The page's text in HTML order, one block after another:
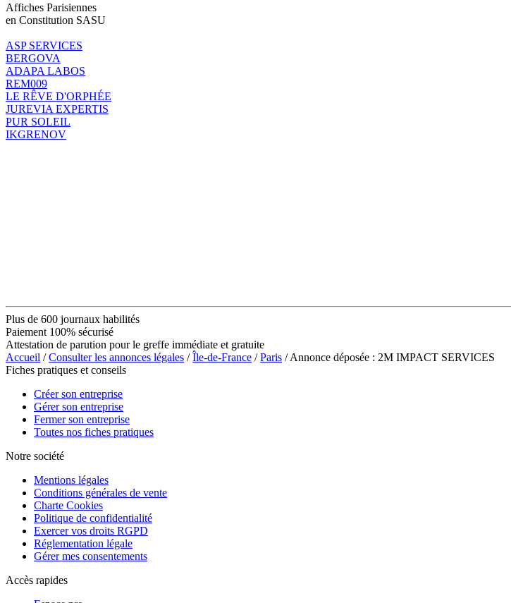
Affiches Parisiennes
en Constitution SASU
ASP SERVICES
BERGOVA
ADAPA LABOS
REM009
LE RÊVE D'ORPHÉE
JUREVIA EXPERTIS
PUR SOLEIL
IKGRENOV
Plus de 600 journaux habilités
Paiement 100% sécurisé
Attestation de parution pour le greffe immédiate et gratuite
Accueil /Consulter les annonces légales /Île-de-France /Paris / Annonce déposée : 2M IMPACT SERVICES
Fiches pratiques et conseils
Créer son entreprise
Gérer son entreprise
Fermer son entreprise
Toutes nos fiches pratiques
Notre société
Mentions légales
Conditions générales de vente
Charte Cookies
Politique de confidentialité
Exercer vos droits RGPD
Réglementation légale
Gérer mes consentements
Accès rapides